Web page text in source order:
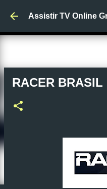
Pular para o
Assistir TV Online
RACER BRASIL